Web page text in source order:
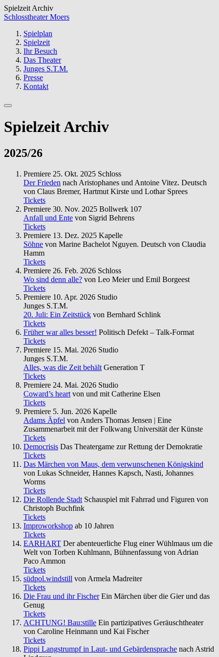
Spielzeit Archiv
Schlosstheater Moers
Spielplan
Spielzeit
Ihr Besuch
Das Theater
Junges S.T.M.
Presse
Kontakt
Spielzeit Archiv
2025/26
Premiere 25. Okt. 2025 Schloss
Der Frieden nach Aristophanes und Antoine Vitez. Deutsch
von Claus Bremer, Hartmut Kirste und Lothar Sprees
Tickets
Premiere 30. Nov. 2025 Bollwerk 107
Anfall und Ente von Sigrid Behrens
Tickets
Premiere 13. Dez. 2025 Kapelle
Söhne von Marine Bachelot Nguyen. Deutsch von Claudia
Hamm
Tickets
Premiere 26. Feb. 2026 Schloss
Wo sind denn alle? von Leo Meier und Emil Borgeest
Tickets
Premiere 10. Apr. 2026 Studio
Junges S.T.M.
20. Juli: Ein Zeitstück von Bernhard Schlink
Tickets
Früher war alles besser! Politisch Defekt – Talk-Format
Tickets
Premiere 15. Mai. 2026 Studio
Junges S.T.M.
Alles, was die Zeit behält Generation T
Tickets
Premiere 24. Mai. 2026 Studio
Coward’s heart von und mit Catherine Elsen
Tickets
Premiere 5. Jun. 2026 Kapelle
Adams Äpfel von Anders Thomas Jensen | Eine
Zusammenarbeit mit der Folkwang Universität der Künste
Tickets
Democrisis Das Theatergame zur Rettung der Demokratie
Tickets
Das Märchen von Maus, dem verwunschenen Königskind
von Lukas Schneider, Hannes Kapsch, Nasti, Johannes
Worms
Tickets
Die Rollende Stadt Schauspiel mit Fahrrad und Figuren von
Christoph Buchfink
Tickets
Improworkshop ab 10 Jahren
Tickets
EARHART Der abenteuerliche Flug einer Wühlmaus um die
Welt von Torben Kuhlmann, Bühnenfassung von Adrian
Paco Ammon
Tickets
südpol.windstill von Armela Madreiter
Tickets
Die Frau und ihr Fischer Ein Märchen über die Gier und das
Genug
Tickets
ACHTUNG! Bau:stille Ein partizipatives Geräuschtheater
von Caroline Heinmann und Kai Fischer
Tickets
Pippi Langstrumpf in Laut- und Gebärdensprache nach Astrid